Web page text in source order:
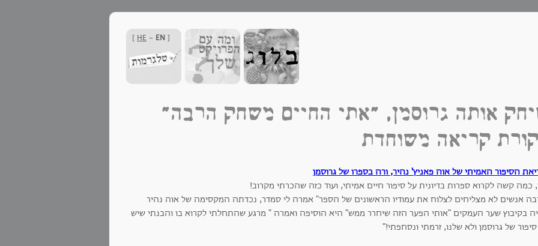
[
HE - EN
]
אותה גרוסמן, "אתי החיים משחק הרבה"
קריאה משוחדת
הסיפור האמיתי של אוה פאניץ' נהיר, ורה בספרו של גרוסמן
כמה קשה לקרוא ספרות בדיונית על סיפור חיים אמיתי, ועוד כזה שהכרתי מקרוב!
אנשים לא מצליחים לצלוח את עמודיו הראשונים של הספר" אמרה לי סמדר, נכדתה המקסימה של אוה נהיר
בקיבוץ שער העמקים "אותי הפער הזה שיחרר ממש" היא הוסיפה ואמרה " מרגע שהתחלתי לקרוא בו והבנתי שיש
של גרוסמן ולא שלנו, זרמתי ונסחפתי!"